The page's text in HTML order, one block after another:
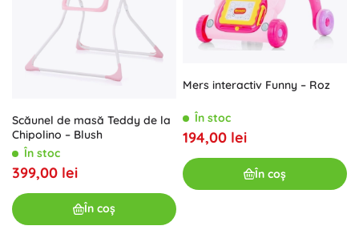
Scăunel de masă Teddy de la
Chipolino – Blush
În stoc
399,00 lei
În coș
Mers interactiv Funny – Roz
În stoc
194,00 lei
În coș